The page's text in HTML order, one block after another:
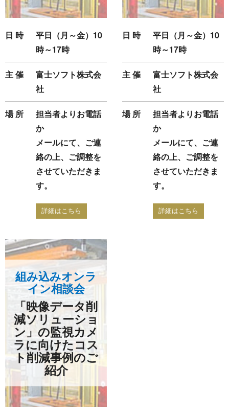
日 時
平日（月～金）10
時～17時
主 催
富士ソフト株式会
社
場 所
担当者よりお電話
か
メールにて、ご連
絡の上、ご調整を
させていただきま
す。
詳細はこちら
日 時
平日（月～金）10
時～17時
主 催
富士ソフト株式会
社
場 所
担当者よりお電話
か
メールにて、ご連
絡の上、ご調整を
させていただきま
す。
詳細はこちら
組み込みオンラ
イン相談会
「映像データ削
減ソリューショ
ン」の監視カメ
ラに向けたコス
ト削減事例のご
紹介